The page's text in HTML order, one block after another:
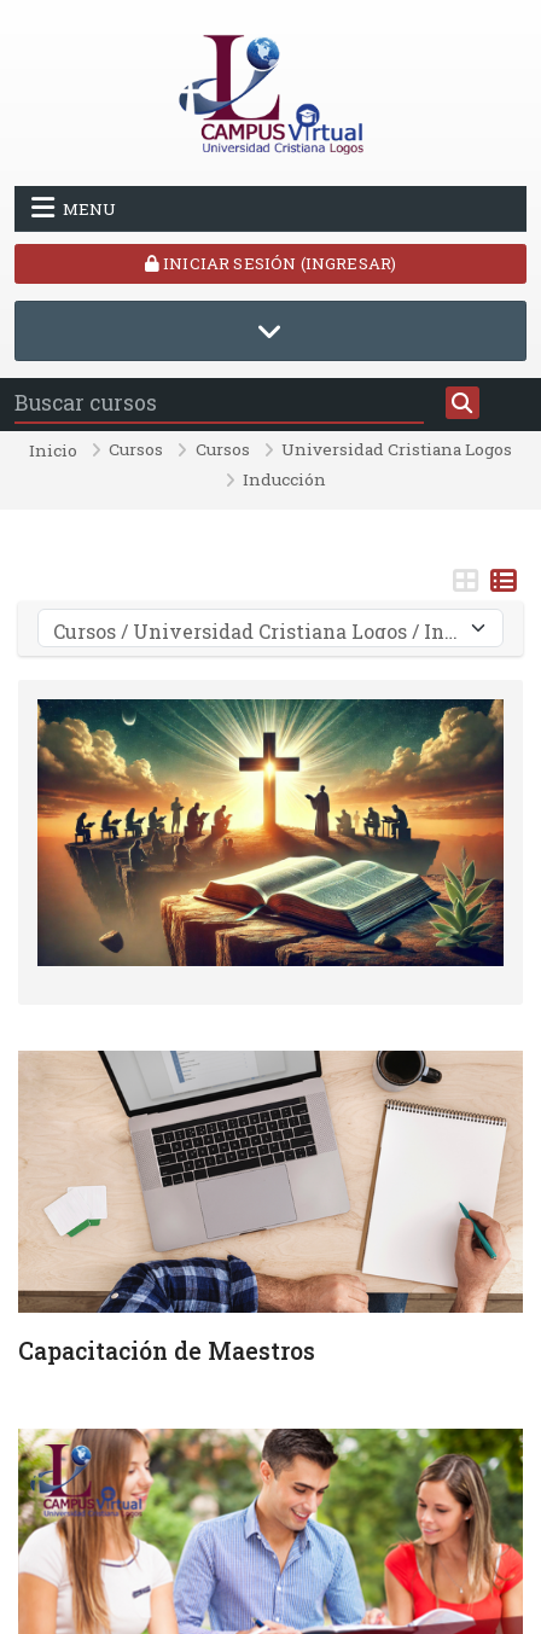
MENU
INICIAR SESIÓN (INGRESAR)
Inicio Cursos Cursos
Universidad Cristiana Logos
Inducción
Categorías
Capacitación de Maestros